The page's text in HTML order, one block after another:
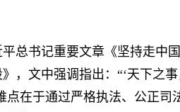
书记重要文章《坚持走中
，文中强调指出：“‘天下之
点在于通过严格执法、公正司